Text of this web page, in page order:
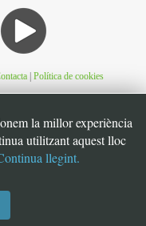
| Política de cookies
Balears. C/ Jaume Ferran, 56.
Inscrit al registre de la DG
número 49. CIF:
la millor experiència
utilitzant aquest lloc
llegint.